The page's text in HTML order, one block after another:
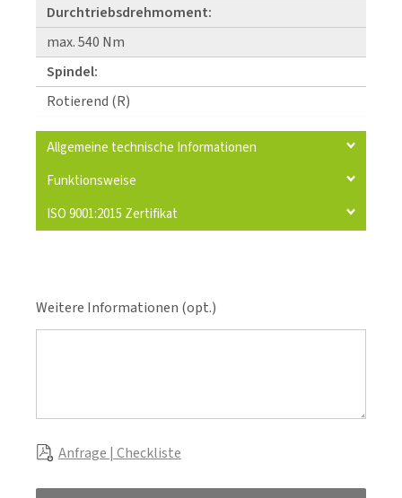
Durchtriebsdrehmoment:
max. 540 Nm
Spindel:
Rotierend (R)
Allgemeine technische Informationen
Funktionsweise
ISO 9001:2015 Zertifikat
Weitere Informationen (opt.)
Anfrage | Checkliste